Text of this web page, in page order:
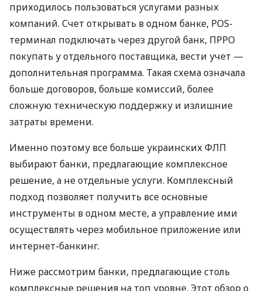
приходилось пользоваться услугами разных
компаний. Счет открывать в одном банке, POS-
терминал подключать через другой банк, ПРРО
покупать у отдельного поставщика, вести учет —
дополнительная программа. Такая схема означала
больше договоров, больше комиссий, более
сложную техническую поддержку и излишние
затраты времени.
Именно поэтому все больше украинских ФЛП
выбирают банки, предлагающие комплексное
решение, а не отдельные услуги. Комплексный
подход позволяет получить все основные
инструменты в одном месте, а управление ими
осуществлять через мобильное приложение или
интернет-банкинг.
Ниже рассмотрим банки, предлагающие столь
комплексные решения на топ уровне. Этот обзор о